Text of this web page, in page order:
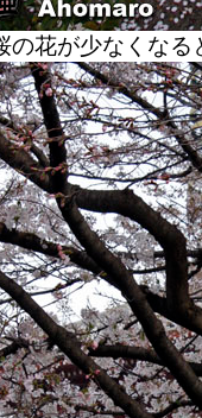
花が少なくなる